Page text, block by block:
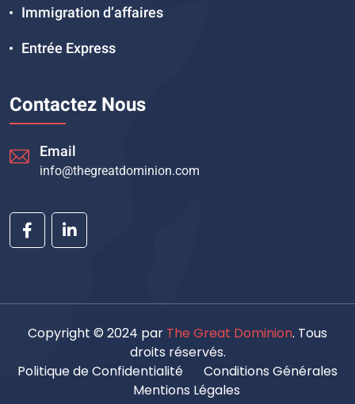
Immigration d’affaires
Entrée Express
Contactez Nous
Email
info@thegreatdominion.com
Copyright © 2024 par The Great Dominion. Tous
droits réservés.
Politique de Confidentialité
Conditions Générales
Mentions Légales